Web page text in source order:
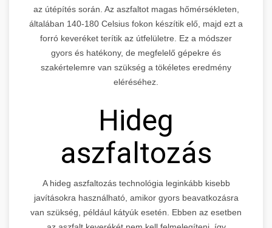
az útépítés során. Az aszfaltot magas hőmérsékleten,
általában 140-180 Celsius fokon készítik elő, majd ezt a
forró keveréket terítik az útfelületre. Ez a módszer
gyors és hatékony, de megfelelő gépekre és
szakértelemre van szükség a tökéletes eredmény
eléréséhez.
Hideg
aszfaltozás
A hideg aszfaltozás technológia leginkább kisebb
javításokra használható, amikor gyors beavatkozásra
van szükség, például kátyúk esetén. Ebben az esetben